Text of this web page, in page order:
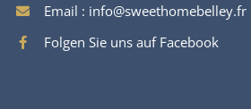
Email : info@sweethomebelley.fr
Folgen Sie uns auf Facebook